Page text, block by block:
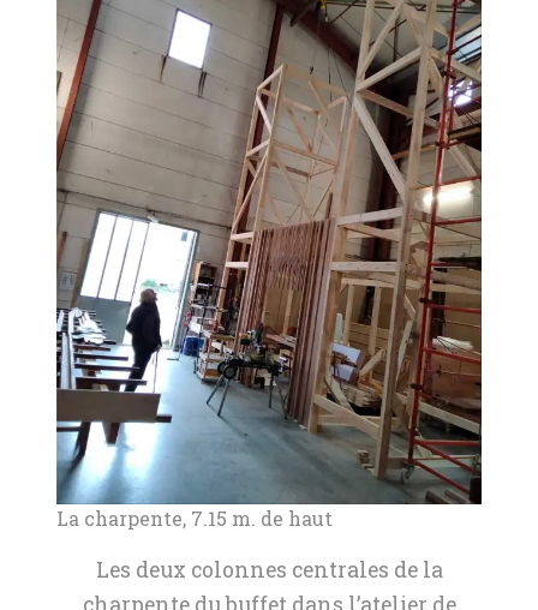
La charpente, 7.15 m. de haut
Les deux colonnes centrales de la